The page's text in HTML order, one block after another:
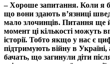
– Хороше запитання. Коли я
що вони здають в’язниці
мало злочинців. Питання ще
момент ці кількості можуть
історії. Тобто якщо у нас є
підтримують війну в
бачать, що загинули діти